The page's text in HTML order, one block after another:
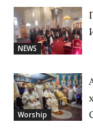
NEWS
Worship